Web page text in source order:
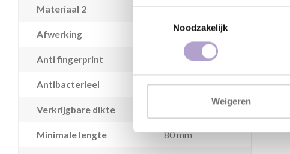
Noodzakelijk
Weigeren
Materiaal 2 Houtvezelplaat
Afwerking Fenix supermat
Anti fingerprint
Antibacterieel Nee
Verkrijgbare dikte
Minimale lengte 80 mm